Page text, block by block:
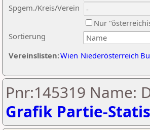
Sortierung
Spgem./Kreis/Verein
Nur
Vereinslisten:Wien Niederösterreich
Pnr:145319 Name:
Grafik Partie-